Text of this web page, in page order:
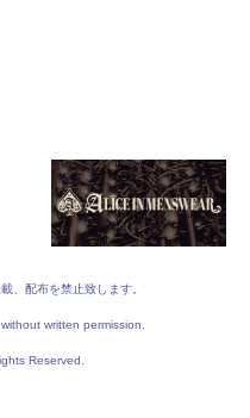
、配布を禁止致します。
written permission.
Reserved.